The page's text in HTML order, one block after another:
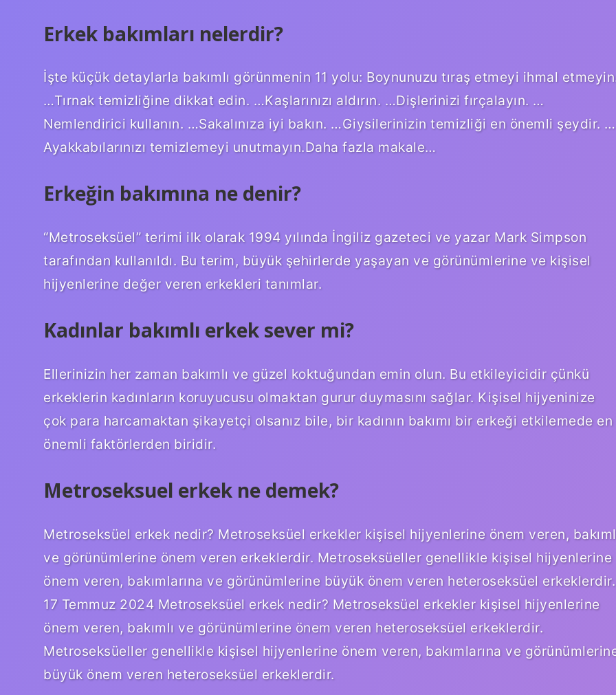
Erkek bakımları nelerdir?
İşte küçük detaylarla bakımlı görünmenin 11 yolu: Boynunuzu tıraş etmeyi ihmal
…Tırnak temizliğine dikkat edin. …Kaşlarınızı aldırın. …Dişlerinizi fırçalayın. …
Nemlendirici kullanın. …Sakalınıza iyi bakın. …Giysilerinizin temizliği en önemli şeydir. …
Ayakkabılarınızı temizlemeyi unutmayın.Daha fazla makale…
Erkeğin bakımına ne denir?
“Metroseksüel” terimi ilk olarak 1994 yılında İngiliz gazeteci ve yazar Mark Simpson
tarafından kullanıldı. Bu terim, büyük şehirlerde yaşayan ve görünümlerine ve kişisel
hijyenlerine değer veren erkekleri tanımlar.
Kadınlar bakımlı erkek sever mi?
Ellerinizin her zaman bakımlı ve güzel koktuğundan emin olun. Bu etkileyicidir çünkü
erkeklerin kadınların koruyucusu olmaktan gurur duymasını sağlar. Kişisel hijyeninize
çok para harcamaktan şikayetçi olsanız bile, bir kadının bakımı bir erkeği etkilemede en
önemli faktörlerden biridir.
Metroseksuel erkek ne demek?
Metroseksüel erkek nedir? Metroseksüel erkekler kişisel hijyenlerine önem veren,
ve görünümlerine önem veren erkeklerdir. Metroseksüeller genellikle kişisel hijyenlerine
önem veren, bakımlarına ve görünümlerine büyük önem veren heteroseksüel erkeklerdir.
17 Temmuz 2024 Metroseksüel erkek nedir? Metroseksüel erkekler kişisel hijyenlerine
önem veren, bakımlı ve görünümlerine önem veren heteroseksüel erkeklerdir.
Metroseksüeller genellikle kişisel hijyenlerine önem veren, bakımlarına ve
büyük önem veren heteroseksüel erkeklerdir.